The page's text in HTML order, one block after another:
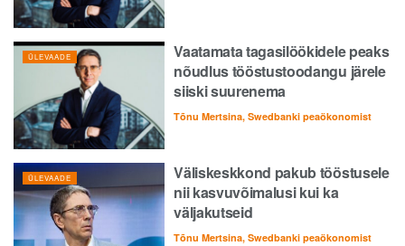
ÜLEVAADE
Vaatamata tagasilöökidele peaks
nõudlus tööstustoodangu järele
siiski suurenema
Tõnu Mertsina, Swedbanki peaökonomist
ÜLEVAADE
Väliskeskkond pakub tööstusele
nii kasvuvõimalusi kui ka
väljakutseid
Tõnu Mertsina, Swedbanki peaökonomist